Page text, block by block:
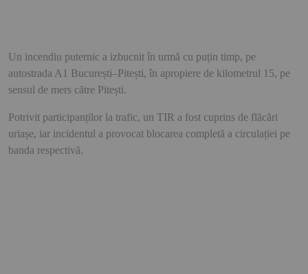
Un incendiu puternic a izbucnit în urmă cu puțin timp, pe
autostrada A1 București–Pitești, în apropiere de kilometrul 15, pe
sensul de mers către Pitești.
Potrivit participanților la trafic, un TIR a fost cuprins de flăcări
uriașe, iar incidentul a provocat blocarea completă a circulației pe
banda respectivă.